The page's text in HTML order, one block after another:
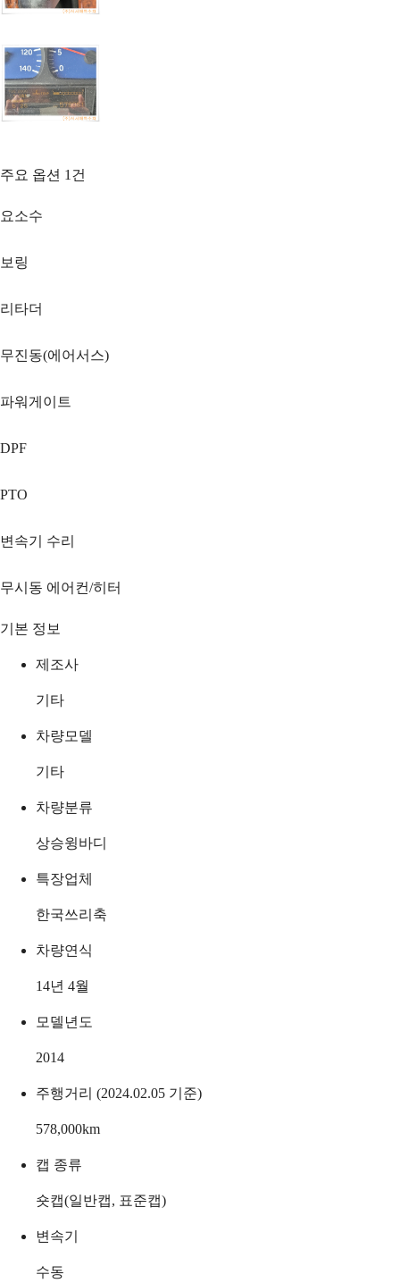
주요 옵션 1 건
요소수
보링
리타더
무진동(에어서스)
파워게이트
DPF
PTO
변속기 수리
무시동 에어컨/히터
기본 정보
제조사
기타
차량모델
기타
차량분류
상승윙바디
특장업체
한국쓰리축
차량연식
14년 4월
모델년도
2014
주행거리 (2024.02.05 기준)
578,000km
캡 종류
숏캡(일반캡, 표준캡)
변속기
수동